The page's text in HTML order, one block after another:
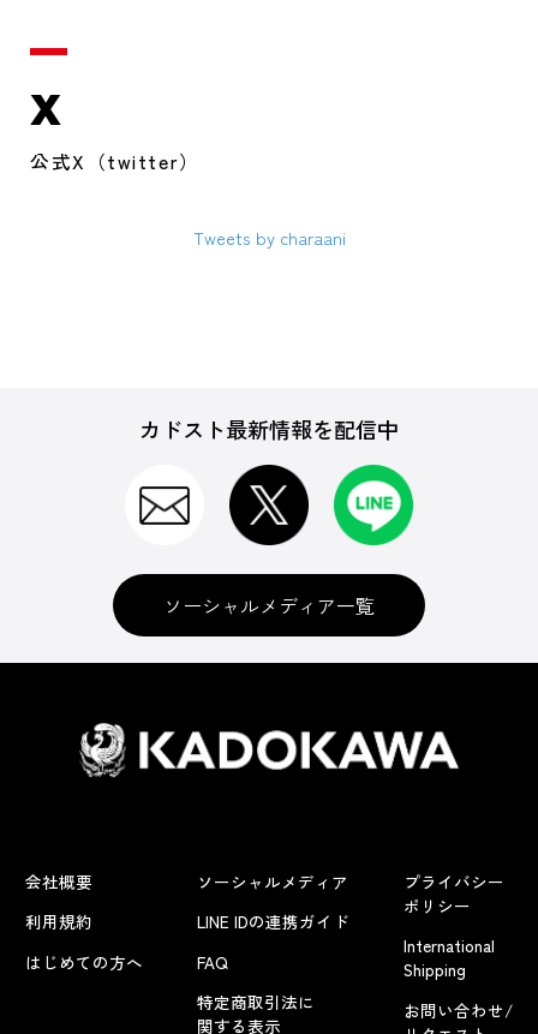
X
公式X（twitter）
Tweets by charaani
カドスト最新情報を配信中
ソーシャルメディア一覧
会社概要
利用規約
はじめての方へ
ソーシャルメディア
LINE IDの連携ガイド
FAQ
特定商取引法に
関する表示
プライバシー
ポリシー
International
Shipping
お問い合わせ/